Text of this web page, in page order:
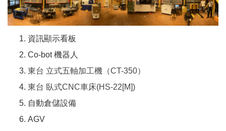
資訊顯示看板
Co-bot 機器人
東台 立式五軸加工機（CT-350）
東台 臥式CNC車床(HS-22[M])
自動倉儲設備
AGV